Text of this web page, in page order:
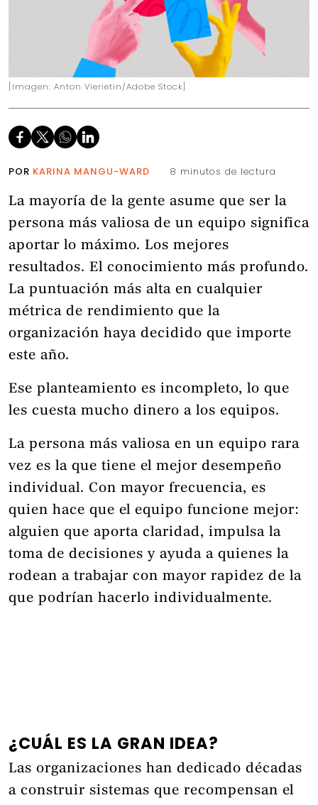
[Imagen: Anton Vierietin/Adobe Stock]
POR KARINA MANGU-WARD 8 minutos de lectura
La mayoría de la gente asume que ser la
persona más valiosa de un equipo significa
aportar lo máximo. Los mejores
resultados. El conocimiento más profundo.
La puntuación más alta en cualquier
métrica de rendimiento que la
organización haya decidido que importe
este año.
Ese planteamiento es incompleto, lo que
les cuesta mucho dinero a los equipos.
La persona más valiosa en un equipo rara
vez es la que tiene el mejor desempeño
individual. Con mayor frecuencia, es
quien hace que el equipo funcione mejor:
alguien que aporta claridad, impulsa la
toma de decisiones y ayuda a quienes la
rodean a trabajar con mayor rapidez de la
que podrían hacerlo individualmente.
¿CUÁL ES LA GRAN IDEA?
Las organizaciones han dedicado décadas
a construir sistemas que recompensan el